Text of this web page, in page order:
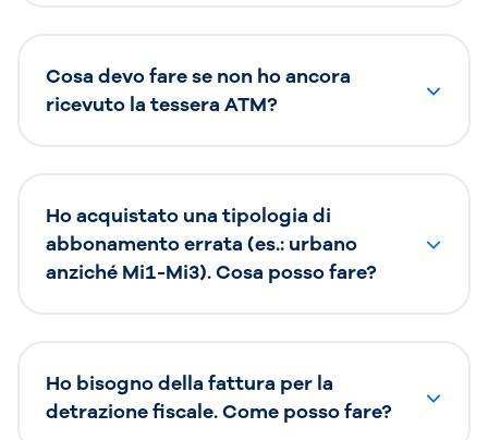
Cosa devo fare se non ho ancora
ricevuto la tessera ATM?
Ho acquistato una tipologia di
abbonamento errata (es.: urbano
anziché Mi1-Mi3). Cosa posso fare?
Ho bisogno della fattura per la
detrazione fiscale. Come posso fare?